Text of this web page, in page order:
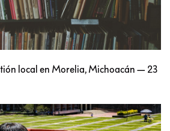
local en Morelia, Michoacán — 23